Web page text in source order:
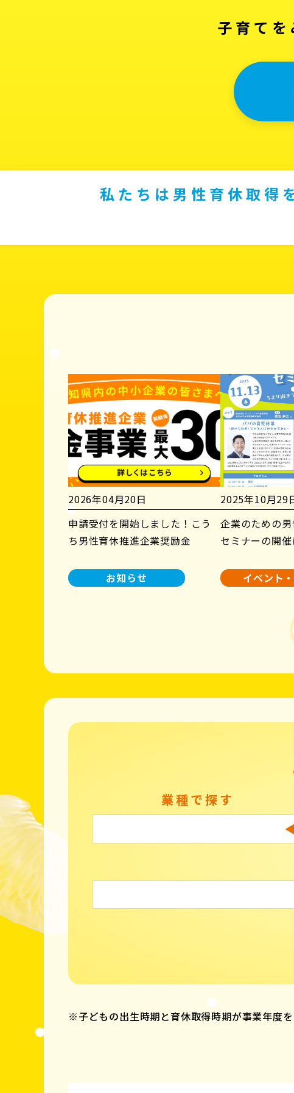
子育て
私たちは男性育休取得
2026年04月20日
申請受付を開始しました！こう
ち男性育休推進企業奨励金
お知らせ
2025年10月29
企業のための
セミナーの開
イベント
業種で探す
※子どもの出生時期と育休取得時期が事業年度